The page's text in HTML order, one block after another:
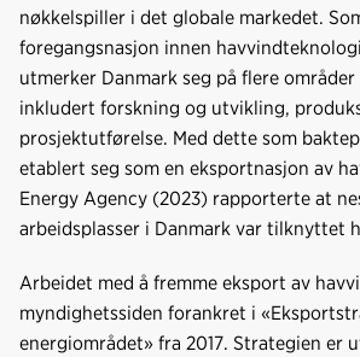
nøkkelspiller i det globale markedet.
foregangsnasjon innen
utmerker Danmark seg på flere
inkludert forskning og utvikling,
prosjektutførelse. Med dette som
etablert seg som en eksportnasjon av
Energy Agency (2023) rapporterte at
arbeidsplasser i Danmark var tilknyttet
Arbeidet med å fremme eksport av
myndighetssiden forankret i
energiområdet» fra 2017. Strategien er